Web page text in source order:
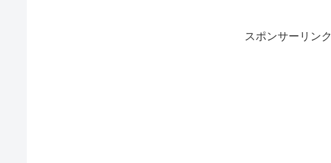
スポンサーリンク